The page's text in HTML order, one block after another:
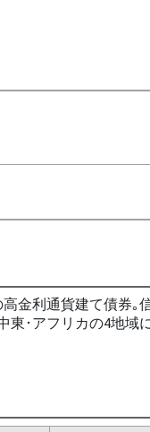
金利通貨建て債券
東･アフリカの4地